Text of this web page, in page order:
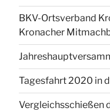
BKV-Ortsverband
Kronacher
Tagesfahrt 2020 in
Vergleichsschießen